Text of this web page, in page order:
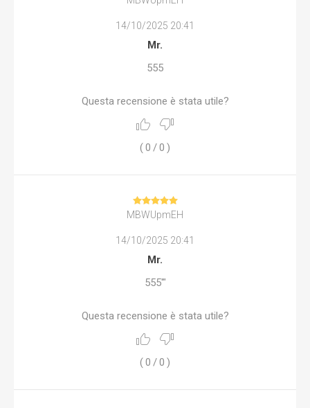
14/10/2025 20:41
Mr.
555
Questa recensione è stata utile?
(0 /0 )
MBWUpmEH
14/10/2025 20:41
Mr.
555'"
Questa recensione è stata utile?
( 0 /0 )